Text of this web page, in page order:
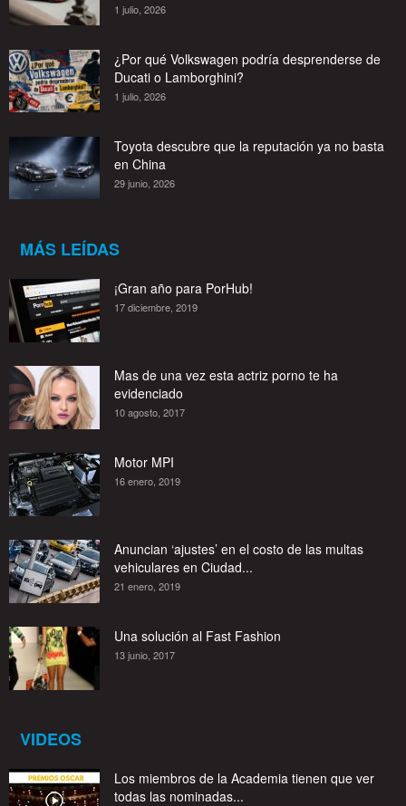
1 julio, 2026
¿Por qué Volkswagen podría desprenderse de
Ducati o Lamborghini?
1 julio, 2026
Toyota descubre que la reputación ya no basta
en China
29 junio, 2026
MÁS LEÍDAS
¡Gran año para PorHub!
17 diciembre, 2019
Mas de una vez esta actriz porno te ha
evidenciado
10 agosto, 2017
Motor MPI
16 enero, 2019
Anuncian ‘ajustes’ en el costo de las multas
vehiculares en Ciudad...
21 enero, 2019
Una solución al Fast Fashion
13 junio, 2017
VIDEOS
Los miembros de la Academia tienen que ver
todas las nominadas...